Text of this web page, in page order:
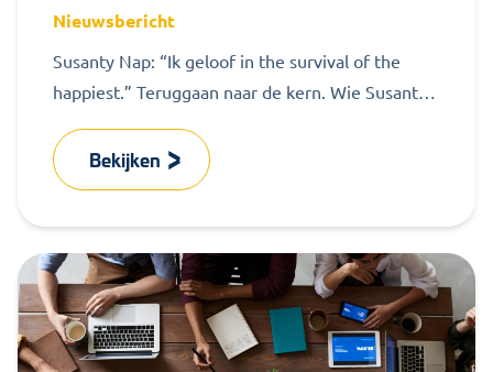
Nieuwsbericht
Susanty Nap: “Ik geloof in the survival of the
happiest.” Teruggaan naar de kern. Wie Susanty
Bekijken